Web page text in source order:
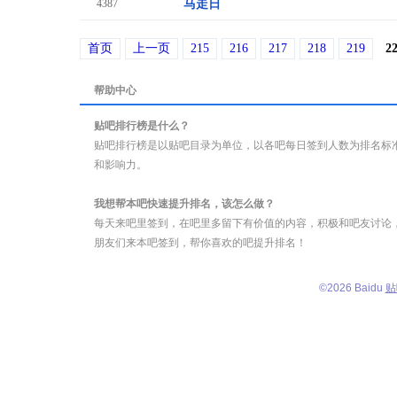
4387 马走日
首页 上一页 215 216 217 218 219
帮助中心
贴吧排行榜是什么？
贴吧排行榜是以贴吧目录为单位，以各吧每日签到人数为排名
和影响力。
我想帮本吧快速提升排名，该怎么做？
每天来吧里签到，在吧里多留下有价值的内容，积极和吧友讨
朋友们来本吧签到，帮你喜欢的吧提升排名！
©2026 Baidu